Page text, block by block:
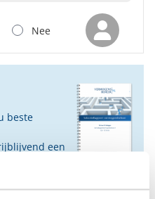
Nee
beste
een
ontvangt u
die het
situatie, wensen en